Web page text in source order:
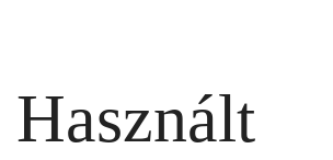
Használt